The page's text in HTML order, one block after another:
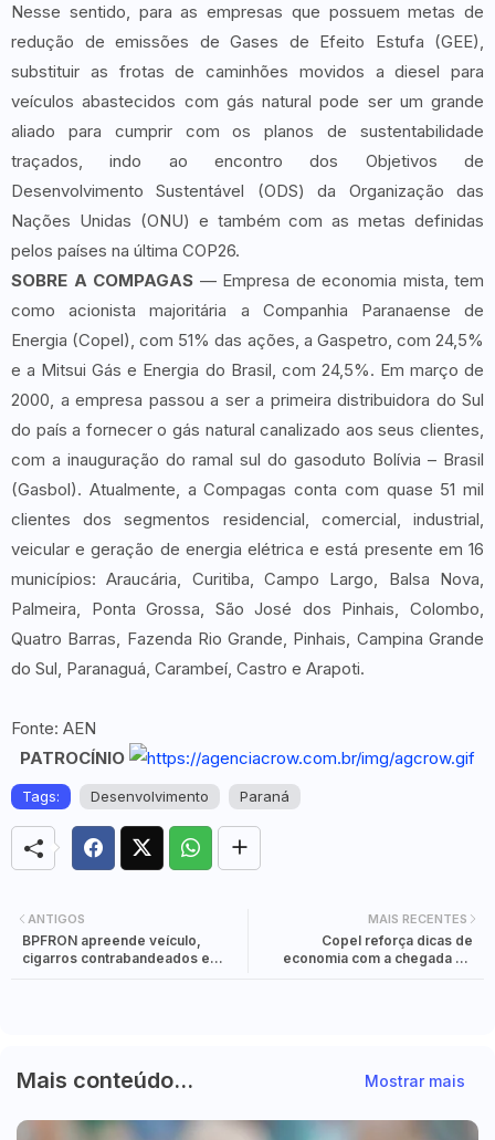
Nesse sentido, para as empresas que possuem metas de
redução de emissões de Gases de Efeito Estufa (GEE),
substituir as frotas de caminhões movidos a diesel para
veículos abastecidos com gás natural pode ser um grande
aliado para cumprir com os planos de sustentabilidade
traçados, indo ao encontro dos Objetivos de
Desenvolvimento Sustentável (ODS) da Organização das
Nações Unidas (ONU) e também com as metas definidas
pelos países na última COP26.
SOBRE A COMPAGAS — Empresa de economia mista, tem
como acionista majoritária a Companhia Paranaense de
Energia (Copel), com 51% das ações, a Gaspetro, com 24,5%
e a Mitsui Gás e Energia do Brasil, com 24,5%. Em março de
2000, a empresa passou a ser a primeira distribuidora do Sul
do país a fornecer o gás natural canalizado aos seus clientes,
com a inauguração do ramal sul do gasoduto Bolívia – Brasil
(Gasbol). Atualmente, a Compagas conta com quase 51 mil
clientes dos segmentos residencial, comercial, industrial,
veicular e geração de energia elétrica e está presente em 16
municípios: Araucária, Curitiba, Campo Largo, Balsa Nova,
Palmeira, Ponta Grossa, São José dos Pinhais, Colombo,
Quatro Barras, Fazenda Rio Grande, Pinhais, Campina Grande
do Sul, Paranaguá, Carambeí, Castro e Arapoti.
Fonte: AEN
PATROCÍNIO
Tags: Desenvolvimento Paraná
MAIS RECENTES
Copel reforça dicas de
economia com a chegada do
ANTIGOS
BPFRON apreende veículo,
cigarros contrabandeados e
Mais conteúdo... Mostrar mais